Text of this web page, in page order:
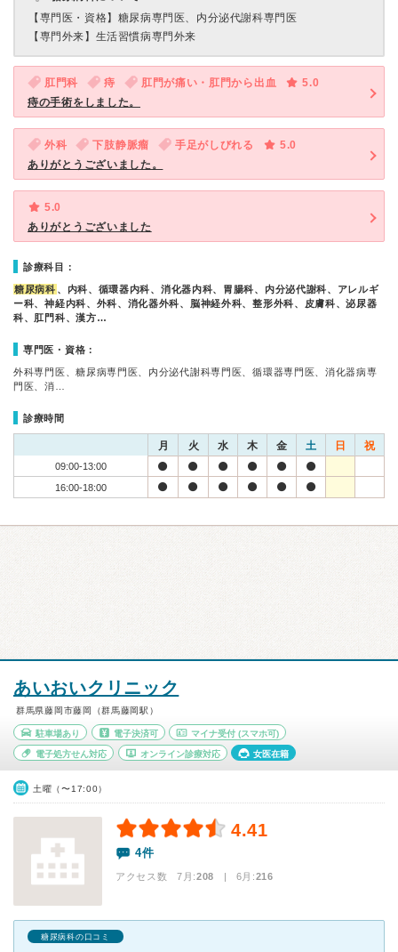
【専門医・資格】 糖尿病専門医、内分泌代謝科専門医
【専門外来】 生活習慣病専門外来
肛門科 痔 肛門が痛い・肛門から出血
5.0
痔の手術をしました。
外科 下肢静脈瘤 手足がしびれる
5.0
ありがとうございました。
5.0
ありがとうございました
診療科目：
糖尿病科 、内科、循環器内科、消化器内科、胃腸科、内分泌代謝科、アレルギ
ー科、神経内科、外科、消化器外科、脳神経外科、整形外科、皮膚科、泌尿器
科、肛門科、漢方…
専門医・資格：
外科専門医、糖尿病専門医、内分泌代謝科専門医、循環器専門医、消化器病専
門医、消…
診療時間
月 火 水 木 金 土 日 祝
09:00-13:00
16:00-18:00
あいおいクリニック
群馬県藤岡市藤岡（群馬藤岡駅）
駐車場あり 電子決済可 マイナ受付 (スマホ可)
電子処方せん対応 オンライン診療対応 女医在籍
土曜（〜17:00）
4.41
4件
アクセス数 7月:208 | 6月:216
糖尿病科の口コミ